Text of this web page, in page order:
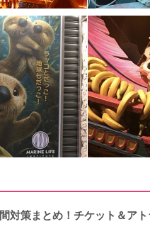
対策まとめ！チケット＆アト